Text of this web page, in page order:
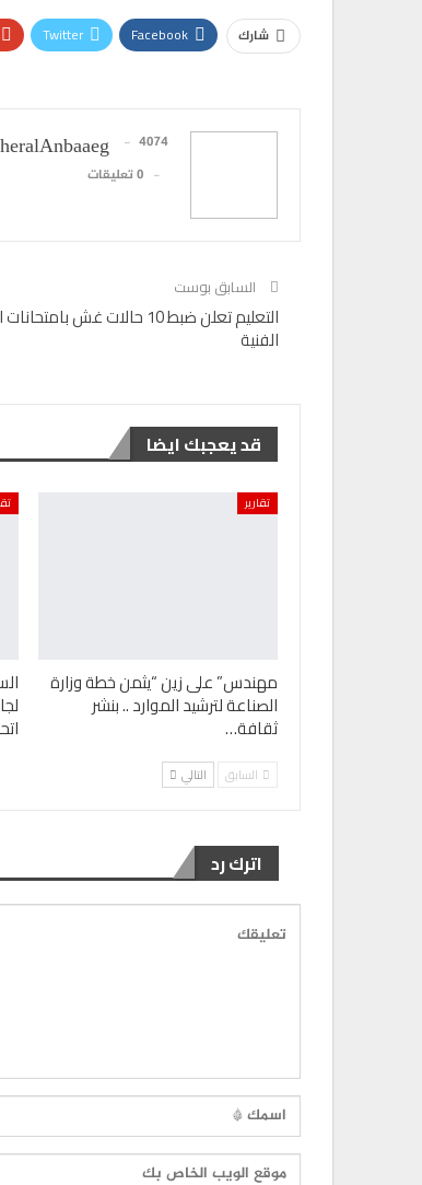
شارك Facebook
Twitter
4074 المشاركات
0 تعليقات
السابق بوست
التعليم تعلن ضبط 10 حالات غش
الفنية
قد يعجبك ايضا
تقارير
مهندس” على زين “يثمن خطة وزارة
الصناعة لترشيد الموارد .. بنشر
ثقافة…
السابق التالي
اترك رد